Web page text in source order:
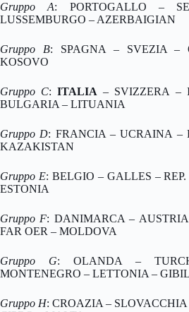
Gruppo A: PORTOGALLO –
LUSSEMBURGO – AZERBAIGIAN
Gruppo B: SPAGNA – SVEZIA –
KOSOVO
Gruppo C:ITALIA – SVIZZERA –
BULGARIA – LITUANIA
Gruppo D: FRANCIA – UCRAINA –
KAZAKISTAN
Gruppo E: BELGIO – GALLES –
ESTONIA
Gruppo F: DANIMARCA –
FAR OER – MOLDOVA
Gruppo G: OLANDA –
MONTENEGRO – LETTONIA –
Gruppo H: CROAZIA –